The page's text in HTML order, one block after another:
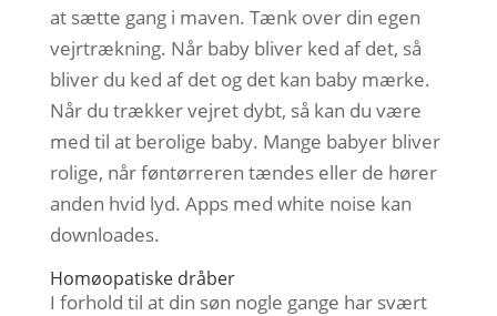
at sætte gang i maven. Tænk over din egen
vejrtrækning. Når baby bliver ked af det, så
bliver du ked af det og det kan baby mærke.
Når du trækker vejret dybt, så kan du være
med til at berolige baby. Mange babyer bliver
rolige, når føntørreren tændes eller de hører
anden hvid lyd. Apps med white noise kan
downloades.
Homøopatiske dråber
I forhold til at din søn nogle gange har svært